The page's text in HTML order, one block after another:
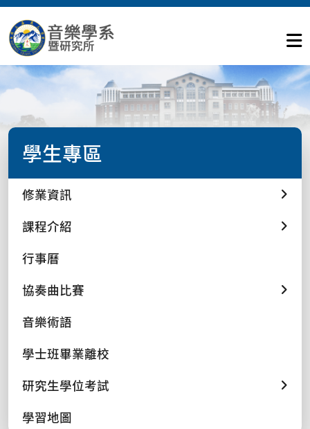
學生專區
修業資訊
課程介紹
行事曆
協奏曲比賽
音樂術語
學士班畢業離校
研究生學位考試
學習地圖